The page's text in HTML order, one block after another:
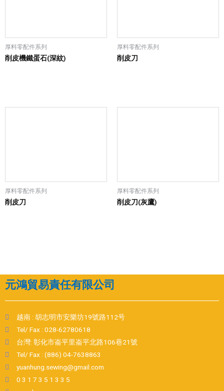
厚料零配件系列
削皮機鐵蛋石(深紋)
厚料零配件系列
削皮刀
厚料零配件系列
削皮刀
厚料零配件系列
削皮刀(灰鷹)
元鴻貿易責任有限公司
越南 : 胡志明市安樂坊19號路112号
Tel/ Fax : 028-62780618
台灣: 彰化市崙平里崙平北路106巷21號
Tel/ Fax : (886) 04-7638863
yuanhung.sewing@gmail.com
0 3 1 7 3 5 1 3 3 5